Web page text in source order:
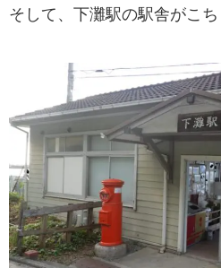
そして、下灘駅の駅舎がこち